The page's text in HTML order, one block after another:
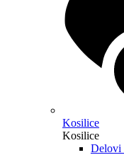
Kosilice
Kosilice
Delovi